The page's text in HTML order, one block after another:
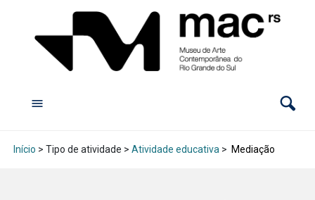
Início > Tipo de atividade > Atividade educativa > Mediação